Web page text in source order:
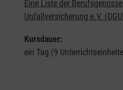
Eine Liste der
Unfallversicherung e.V.
Kursdauer:
ein Tag (9